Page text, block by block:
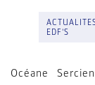
EDF'S
Océane